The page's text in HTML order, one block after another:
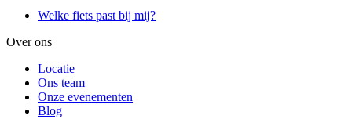
Welke fiets past bij mij?
Over ons
Locatie
Ons team
Onze evenementen
Blog